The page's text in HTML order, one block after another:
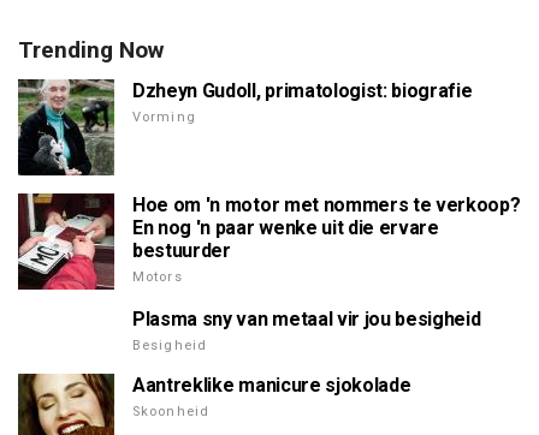
Trending Now
Dzheyn Gudoll, primatologist: biografie
Vorming
Hoe om 'n motor met nommers te verkoop?
En nog 'n paar wenke uit die ervare
bestuurder
Motors
Plasma sny van metaal vir jou besigheid
Besigheid
Aantreklike manicure sjokolade
Skoonheid